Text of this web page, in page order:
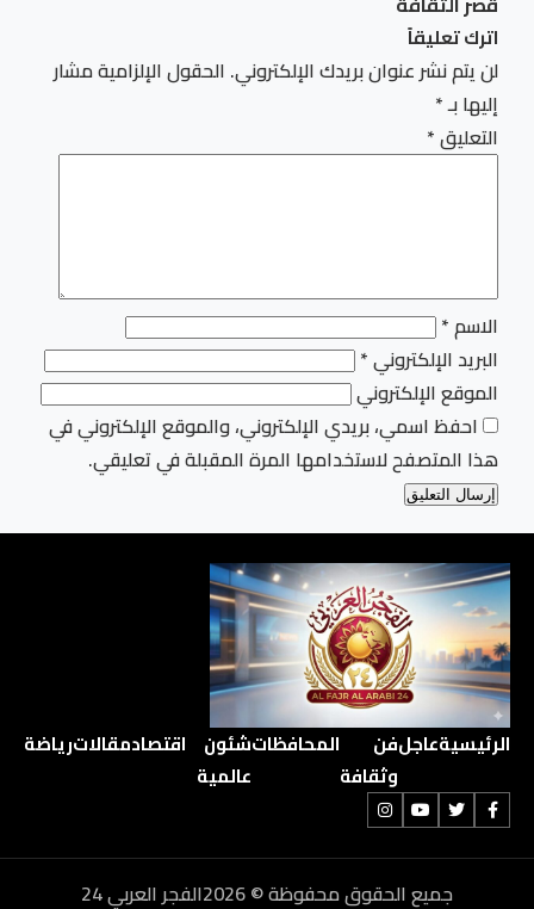
اترك تعليقاً
لن يتم نشر عنوان بريدك الإلكتروني. الحقول الإلزامية مشار
إليها بـ*
التعليق*
الاسم*
البريد الإلكتروني*
الموقع الإلكتروني
احفظ اسمي، بريدي الإلكتروني، والموقع الإلكتروني في
هذا المتصفح لاستخدامها المرة المقبلة في تعليقي.
الرئيسيةعاجلفن
وثقافة
المحافظاتشئون
عالمية
اقتصادمقالاترياضة
جميع الحقوق محفوظة © 2026الفجر العربي 24